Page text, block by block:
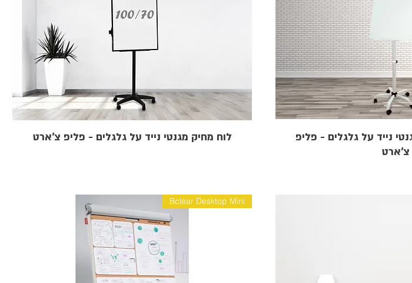
נייד על גלגלים - פליפ
צ'ארט
לוח מחיק מגנטי נייד על גלגלים - פליפ צ'ארט
Bclear Desktop Mini